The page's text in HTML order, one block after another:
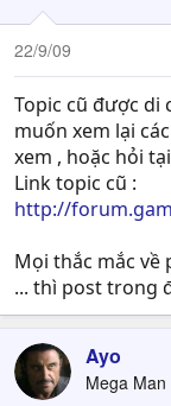
r
e
r
22/9/09
Topic cũ được di
muốn xem lại
xem , hoặc hỏi
Link topic cũ :
http://
Mọi thắc mắc về
... thì post trong
Ayo
Mega Man